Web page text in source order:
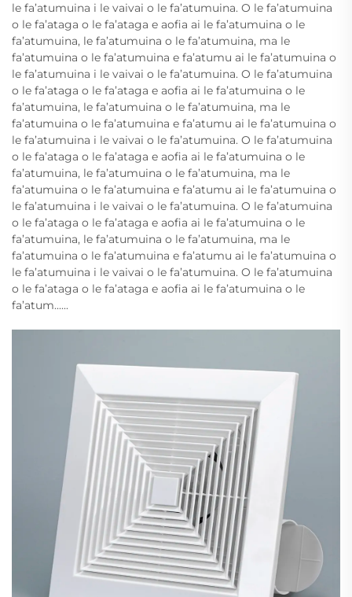
le fa’atumuina i le vaivai o le fa’atumuina. O le fa’atumuina
o le fa’ataga o le fa’ataga e aofia ai le fa’atumuina o le
fa’atumuina, le fa’atumuina o le fa’atumuina, ma le
fa’atumuina o le fa’atumuina e fa’atumu ai le fa’atumuina o
le fa’atumuina i le vaivai o le fa’atumuina. O le fa’atumuina
o le fa’ataga o le fa’ataga e aofia ai le fa’atumuina o le
fa’atumuina, le fa’atumuina o le fa’atumuina, ma le
fa’atumuina o le fa’atumuina e fa’atumu ai le fa’atumuina o
le fa’atumuina i le vaivai o le fa’atumuina. O le fa’atumuina
o le fa’ataga o le fa’ataga e aofia ai le fa’atumuina o le
fa’atumuina, le fa’atumuina o le fa’atumuina, ma le
fa’atumuina o le fa’atumuina e fa’atumu ai le fa’atumuina o
le fa’atumuina i le vaivai o le fa’atumuina. O le fa’atumuina
o le fa’ataga o le fa’ataga e aofia ai le fa’atumuina o le
fa’atumuina, le fa’atumuina o le fa’atumuina, ma le
fa’atumuina o le fa’atumuina e fa’atumu ai le fa’atumuina o
le fa’atumuina i le vaivai o le fa’atumuina. O le fa’atumuina
o le fa’ataga o le fa’ataga e aofia ai le fa’atumuina o le
fa’atum......